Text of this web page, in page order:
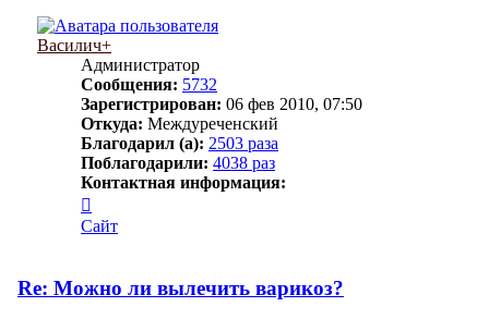
Василич+
Администратор
Сообщения: 5732
Зарегистрирован: 06 фев 2010, 07:50
Откуда: Междуреченский
Благодарил (а): 2503 раза
Поблагодарили: 4038 раз
Контактная информация:
информация
пользователя
Сайт
Re: Можно ли вылечить варикоз?